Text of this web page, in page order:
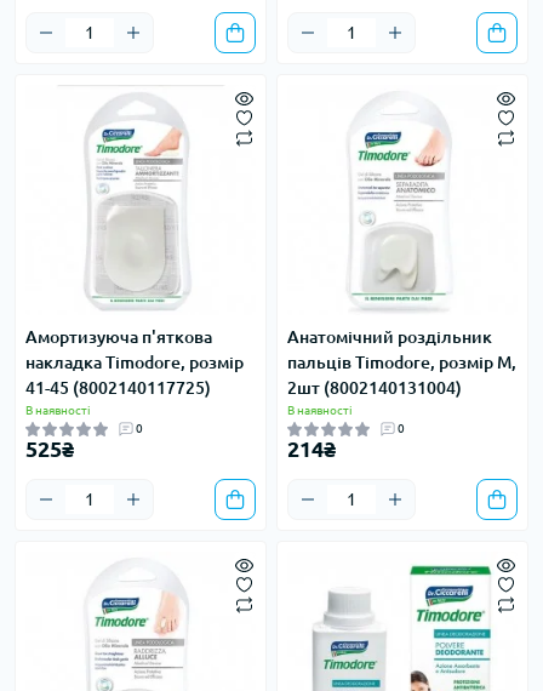
Амортизуюча п'яткова
накладка Timodore, розмір
41-45 (8002140117725)
В наявності
0
525₴
Анатомічний роздільник
пальців Timodore, розмір M,
2шт (8002140131004)
В наявності
0
214₴